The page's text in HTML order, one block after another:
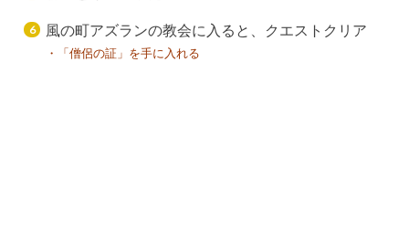
風の町アズランの教会に入ると、クエストクリア
・「僧侶の証」を手に入れる